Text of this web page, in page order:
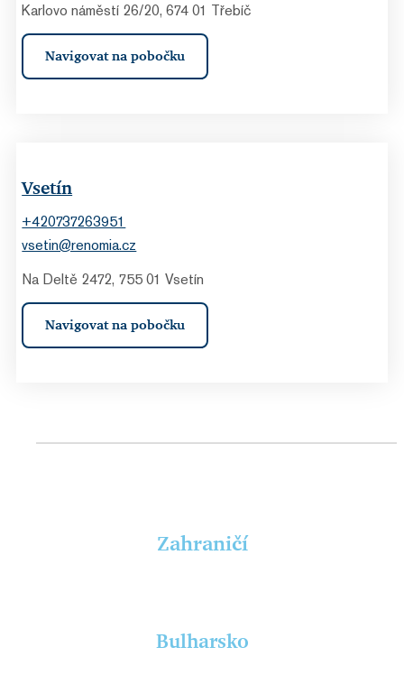
Karlovo náměstí 26/20, 674 01 Třebíč
Navigovat na pobočku
Vsetín
+420737263951
vsetin@renomia.cz
Na Deltě 2472, 755 01 Vsetín
Navigovat na pobočku
Zahraničí
Bulharsko